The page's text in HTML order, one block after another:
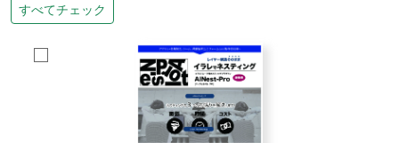
すべてチェック